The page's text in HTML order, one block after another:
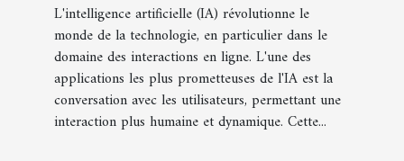
L'intelligence artificielle (IA) révolutionne le
monde de la technologie, en particulier dans le
domaine des interactions en ligne. L'une des
applications les plus prometteuses de l'IA est la
conversation avec les utilisateurs, permettant une
interaction plus humaine et dynamique. Cette...